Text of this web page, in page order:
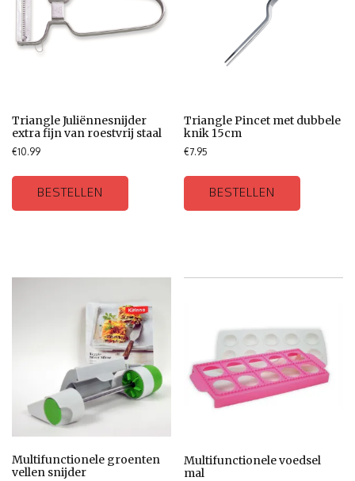
Triangle Juliënnesnijder
extra fijn van roestvrij staal
€10.99
BESTELLEN
Triangle Pincet met dubbele
knik 15cm
€7.95
BESTELLEN
Multifunctionele groenten
vellen snijder
Multifunctionele voedsel
mal